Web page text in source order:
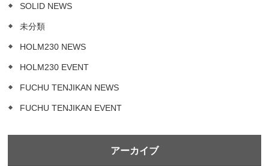
SOLID NEWS
未分類
HOLM230 NEWS
HOLM230 EVENT
FUCHU TENJIKAN NEWS
FUCHU TENJIKAN EVENT
アーカイブ